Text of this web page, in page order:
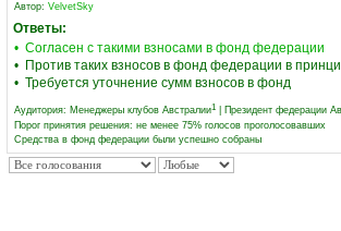
Автор: VelvetSky
Ответы:
• Согласен с такими взносами в фонд федерации
• Против таких взносов в фонд федерации в
• Требуется уточнение сумм взносов в фонд
Аудитория: Менеджеры клубов Австралии1 Президент федерации
Порог принятия решения: не менее 75% голосов проголосовавших
Средства в фонд федерации были успешно собраны